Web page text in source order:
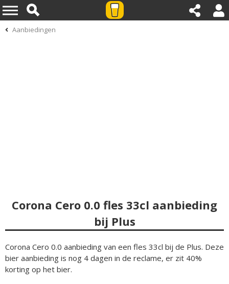
Aanbiedingen
Corona Cero 0.0 fles 33cl aanbieding
bij Plus
Corona Cero 0.0 aanbieding van een fles 33cl bij de Plus. Deze
bier aanbieding is nog 4 dagen in de reclame, er zit 40%
korting op het bier.